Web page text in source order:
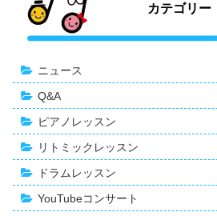
カテゴリー
ニュース
Q&A
ピアノレッスン
リトミックレッスン
ドラムレッスン
YouTubeコンサート